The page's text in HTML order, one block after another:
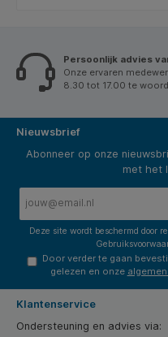
Persoonlijk advies
Onze ervaren
8.30 tot 17.00 te
Nieuwsbrief
Abonneer op onze
met het
Deze site wordt beschermd door
Door verder te gaan
gelezen en onze
Klantenservice
Ondersteuning en advies via: